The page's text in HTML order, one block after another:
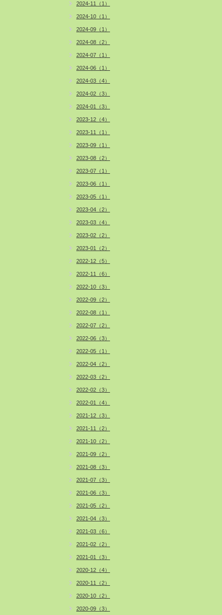
2024-11（1）
2024-10（1）
2024-09（1）
2024-08（2）
2024-07（1）
2024-06（1）
2024-03（4）
2024-02（3）
2024-01（3）
2023-12（4）
2023-11（1）
2023-09（1）
2023-08（2）
2023-07（1）
2023-06（1）
2023-05（1）
2023-04（2）
2023-03（4）
2023-02（2）
2023-01（2）
2022-12（5）
2022-11（6）
2022-10（3）
2022-09（2）
2022-08（1）
2022-07（2）
2022-06（3）
2022-05（1）
2022-04（2）
2022-03（2）
2022-02（3）
2022-01（4）
2021-12（3）
2021-11（2）
2021-10（2）
2021-09（2）
2021-08（3）
2021-07（3）
2021-06（3）
2021-05（2）
2021-04（3）
2021-03（6）
2021-02（2）
2021-01（3）
2020-12（4）
2020-11（2）
2020-10（2）
2020-09（3）